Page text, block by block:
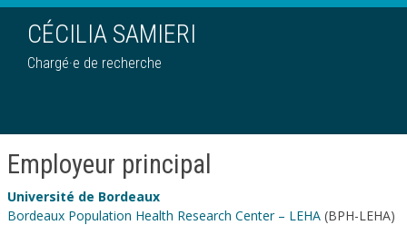
CÉCILIA SAMIERI
Chargé·e de recherche
Employeur principal
Université de Bordeaux
Bordeaux Population Health Research Center – LEHA (BPH-LEHA)